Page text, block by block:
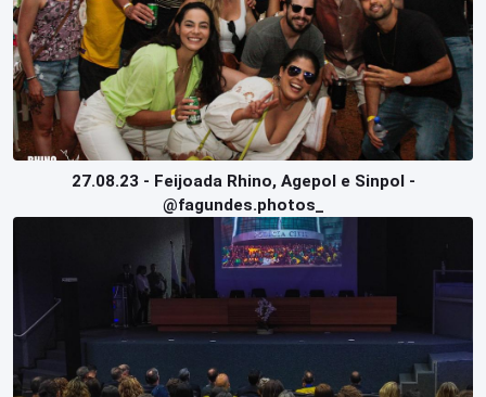
27.08.23 - Feijoada Rhino, Agepol e Sinpol -
@fagundes.photos_